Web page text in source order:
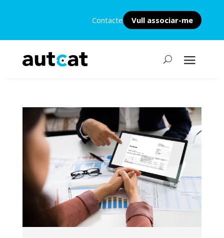
Contacte Vull associar-me